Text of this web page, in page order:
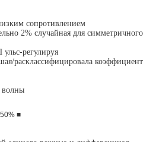
сопротивлением
2% случайная для симметричного
регулируя
расклассифицировала коэффициент
волны
■